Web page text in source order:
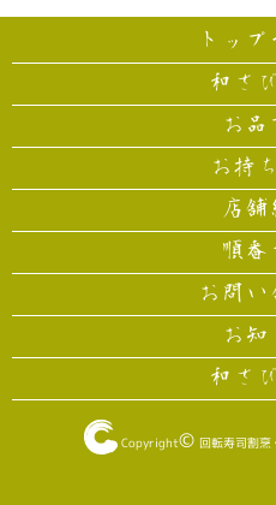
トップ
和さ
お品
お持
店舗
順番
お問い
お知
和さ
Copyright© 回転寿司割烹